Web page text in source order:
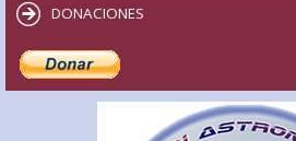
DONACIONES